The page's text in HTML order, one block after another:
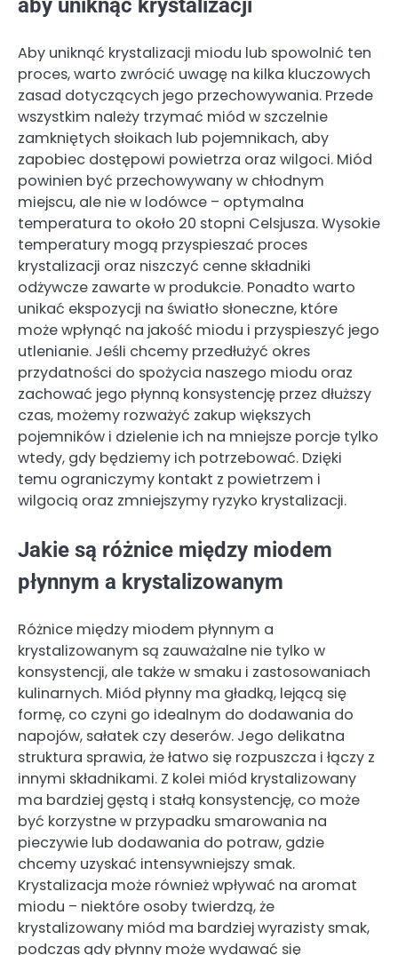
aby uniknąć krystalizacji
Aby uniknąć krystalizacji miodu lub spowolnić ten
proces, warto zwrócić uwagę na kilka kluczowych
zasad dotyczących jego przechowywania. Przede
wszystkim należy trzymać miód w szczelnie
zamkniętych słoikach lub pojemnikach, aby
zapobiec dostępowi powietrza oraz wilgoci. Miód
powinien być przechowywany w chłodnym
miejscu, ale nie w lodówce – optymalna
temperatura to około 20 stopni Celsjusza. Wysokie
temperatury mogą przyspieszać proces
krystalizacji oraz niszczyć cenne składniki
odżywcze zawarte w produkcie. Ponadto warto
unikać ekspozycji na światło słoneczne, które
może wpłynąć na jakość miodu i przyspieszyć jego
utlenianie. Jeśli chcemy przedłużyć okres
przydatności do spożycia naszego miodu oraz
zachować jego płynną konsystencję przez dłuższy
czas, możemy rozważyć zakup większych
pojemników i dzielenie ich na mniejsze porcje tylko
wtedy, gdy będziemy ich potrzebować. Dzięki
temu ograniczymy kontakt z powietrzem i
wilgocią oraz zmniejszymy ryzyko krystalizacji.
Jakie są różnice między miodem
płynnym a krystalizowanym
Różnice między miodem płynnym a
krystalizowanym są zauważalne nie tylko w
konsystencji, ale także w smaku i zastosowaniach
kulinarnych. Miód płynny ma gładką, lejącą się
formę, co czyni go idealnym do dodawania do
napojów, sałatek czy deserów. Jego delikatna
struktura sprawia, że łatwo się rozpuszcza i łączy z
innymi składnikami. Z kolei miód krystalizowany
ma bardziej gęstą i stałą konsystencję, co może
być korzystne w przypadku smarowania na
pieczywie lub dodawania do potraw, gdzie
chcemy uzyskać intensywniejszy smak.
Krystalizacja może również wpływać na aromat
miodu – niektóre osoby twierdzą, że
krystalizowany miód ma bardziej wyrazisty smak,
podczas gdy płynny może wydawać się